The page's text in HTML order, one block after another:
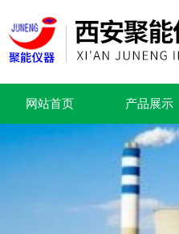
网站首页 产品展示